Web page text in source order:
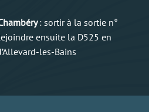
: sortir à la sortie n°
ensuite la D525 en
les-Bains